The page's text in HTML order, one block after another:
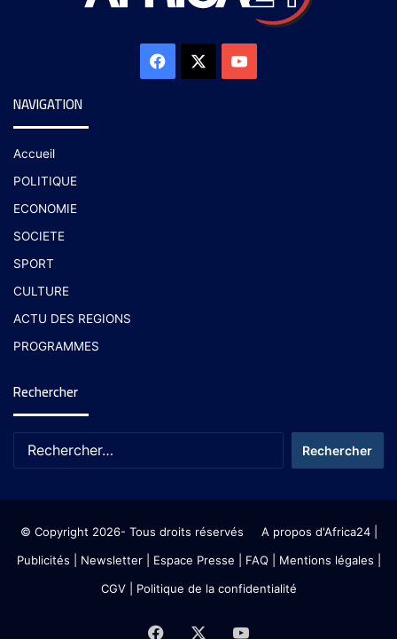
NAVIGATION
Accueil
POLITIQUE
ECONOMIE
SOCIETE
SPORT
CULTURE
ACTU DES REGIONS
PROGRAMMES
Rechercher
© Copyright 2026- Tous droits réservés A propos d'Africa24|
Publicités
Newsletter| Espace Presse | FAQ | Mentions légales
CGV| Politique de la confidentialité